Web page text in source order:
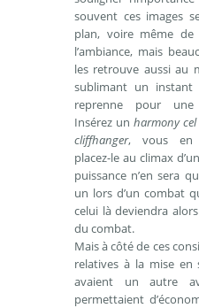
souvent ces images
plan, voire même
l’ambiance, mais
les retrouve aussi au
sublimant un instant
reprenne pour une
Insérez un harmony cel
cliffhanger, vous en
placez-le au climax
puissance n’en sera
un lors d’un combat
celui là deviendra
du combat.
Mais à côté de ces
relatives à la mise en
avaient un autre
permettaient